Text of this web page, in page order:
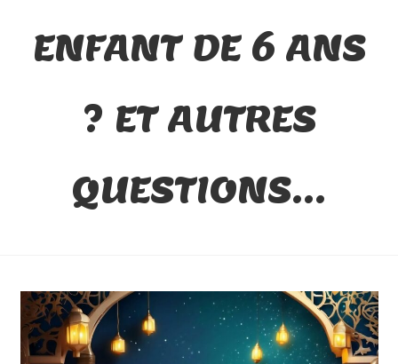
ENFANT DE 6 ANS
? ET AUTRES
QUESTIONS…